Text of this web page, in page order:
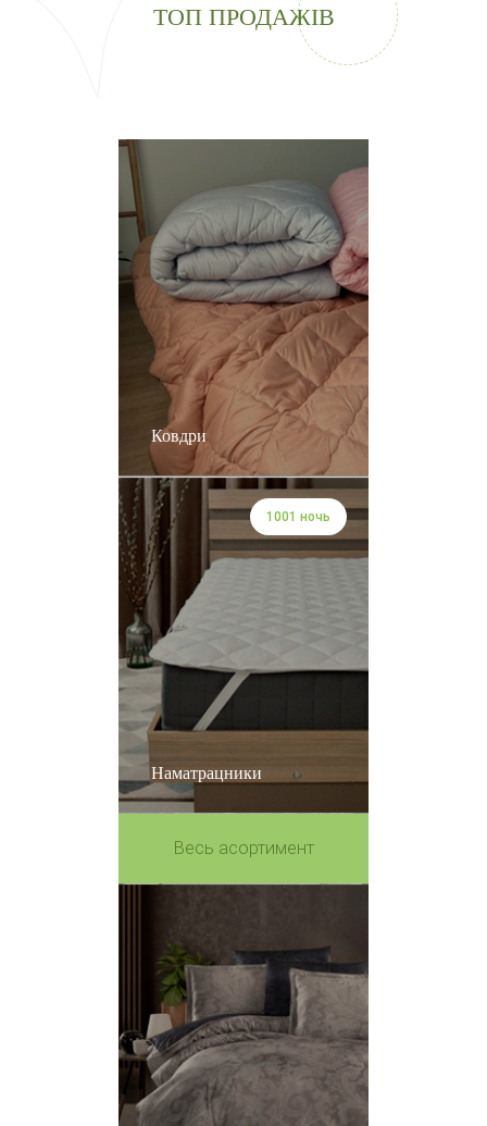
ТОП ПРОДАЖІВ
Ковдри
Наматрацники
1001 ночь
Весь асортимент